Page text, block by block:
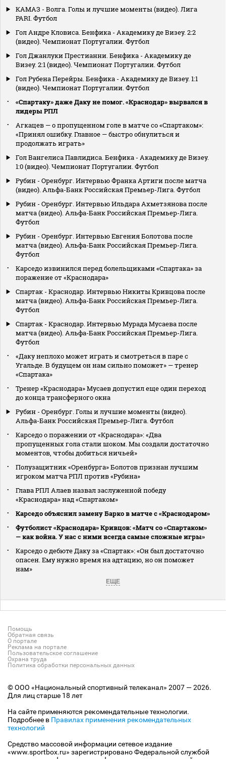
КАМАЗ - Волга. Голы и лучшие моменты (видео). Лига
PARI. Футбол
Гол Андре Кловиса. Бенфика - Академику де Визеу. 2:2
(видео). Чемпионат Португалии. Футбол
Гол Джанлуки Престианни. Бенфика - Академику де
Визеу. 2:1 (видео). Чемпионат Португалии. Футбол
Гол Рубена Перейры. Бенфика - Академику де Визеу. 1:1
(видео). Чемпионат Португалии. Футбол
«Спартаку» даже Даку не помог. «Краснодар» вырвался в
лидеры РПЛ
Агкацев — о пропущенном голе в матче со «Спартаком»:
«Принял ошибку. Главное — быстро обнулиться и
продолжать играть»
Гол Вангелиса Павлидиса. Бенфика - Академику де Визеу.
1:0 (видео). Чемпионат Португалии. Футбол
Рубин - Оренбург. Интервью Франка Артиги после матча
(видео). Альфа-Банк Российская Премьер-Лига. Футбол
Рубин - Оренбург. Интервью Ильдара Ахметзянова после
матча (видео). Альфа-Банк Российская Премьер-Лига.
Футбол
Рубин - Оренбург. Интервью Евгения Болотова после
матча (видео). Альфа-Банк Российская Премьер-Лига.
Футбол
Карседо извинился перед болельщиками «Спартака» за
поражение от «Краснодара»
Спартак - Краснодар. Интервью Никиты Кривцова после
матча (видео). Альфа-Банк Российская Премьер-Лига.
Футбол
Спартак - Краснодар. Интервью Мурада Мусаева после
матча (видео). Альфа-Банк Российская Премьер-Лига.
Футбол
«Даку неплохо может играть и смотреться в паре с
Угальде. В будущем он нам сильно поможет» — тренер
«Спартака»
Тренер «Краснодара» Мусаев допустил еще один переход
до конца трансферного окна
Рубин - Оренбург. Голы и лучшие моменты (видео).
Альфа-Банк Российская Премьер-Лига. Футбол
Карседо о поражении от «Краснодара»: «Два
пропущенных гола стали шоком. Мы создали достаточно
моментов, чтобы добиться ничьей»
Полузащитник «Оренбурга» Болотов признан лучшим
игроком матча РПЛ против «Рубина»
Глава РПЛ Алаев назвал заслуженной победу
«Краснодара» над «Спартаком»
Карседо объяснил замену Барко в матче с «Краснодаром»
Футболист «Краснодара» Кривцов: «Матч со «Спартаком»
— как война. У нас с ними всегда самые сложные игры»
Карседо о дебюте Даку за «Спартак»: «Он был достаточно
опасен. Ему нужно время на адтацию, но он поможет
нам»
ЕЩЕ
Помощь
Обратная связь
О портале
Реклама на портале
Пользовательское соглашение
Охрана труда
Политика обработки персональных данных
© ООО «Национальный спортивный телеканал» 2007 — 2026.
Для лиц старше 18 лет
На сайте применяются рекомендательные технологии.
Подробнее в Правилах применения рекомендательных
технологий
Средство массовой информации сетевое издание
«www.sportbox.ru» зарегистрировано Федеральной службой